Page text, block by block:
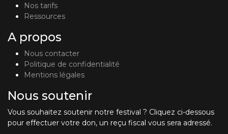
Nos tarifs
Ressources
A propos
Nous contacter
Politique de confidentialité
Mentions légales
Nous soutenir
Vous souhaitez soutenir notre festival ? Cliquez ci-dessous
pour effectuer votre don, un reçu fiscal vous sera adressé.